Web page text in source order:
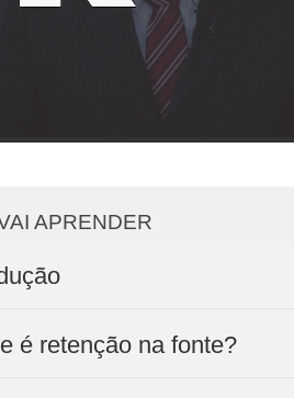
APRENDER
é retenção na fonte?